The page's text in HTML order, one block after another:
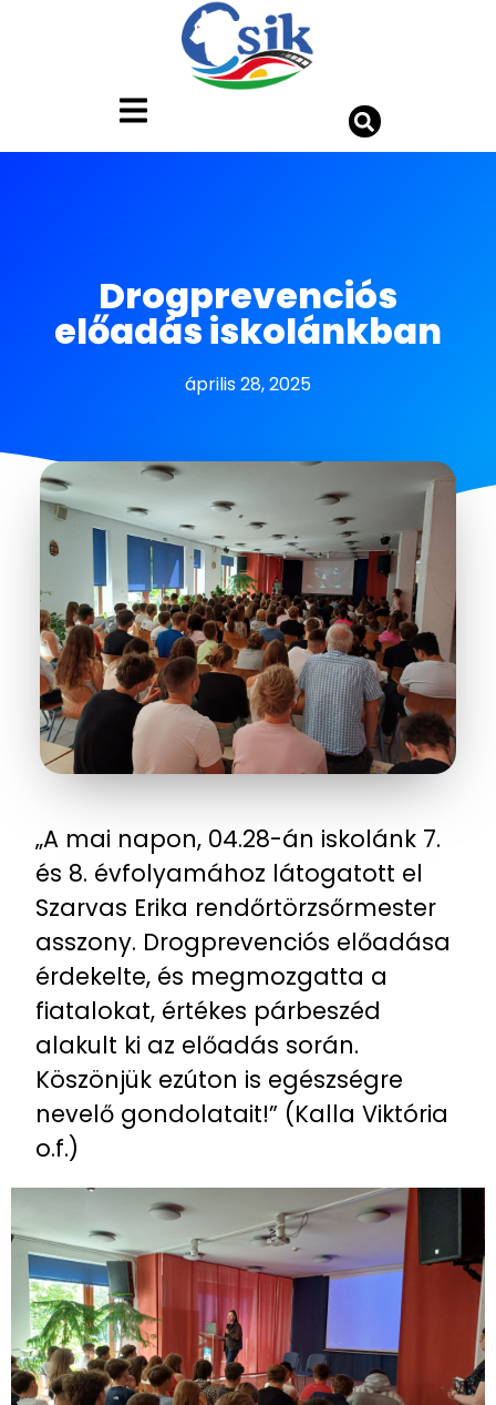
Drogprevenciós
előadás iskolánkban
április 28, 2025
„A mai napon, 04.28-án iskolánk 7.
és 8. évfolyamához látogatott el
Szarvas Erika rendőrtörzsőrmester
asszony. Drogprevenciós előadása
érdekelte, és megmozgatta a
fiatalokat, értékes párbeszéd
alakult ki az előadás során.
Köszönjük ezúton is egészségre
nevelő gondolatait!” (Kalla Viktória
o.f.)